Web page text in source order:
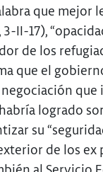
que mejor
3-II-17),
de los
que el
que
logrado
su
de los ex